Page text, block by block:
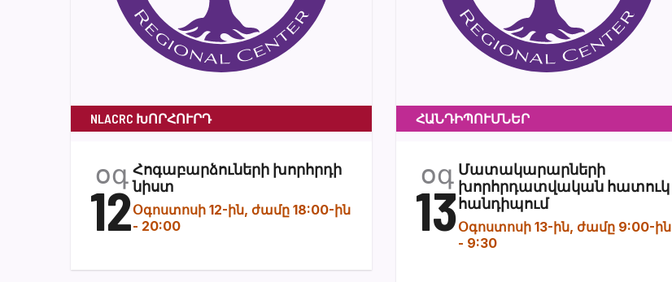
NLACRC ԽՈՐՀՈՒՐԴ
օգ
12
Հոգաբարձուների խորհրդի
նիստ
Օգոստոսի 12-ին, ժամը 18:00-ին
- 20:00
ՀԱՆԴԻՊՈՒՄՆԵՐ
օգ
13
Մատակարարների
խորհրդատվական հատուկ
հանդիպում
Օգոստոսի 13-ին, ժամը 9:00-ին
- 9:30